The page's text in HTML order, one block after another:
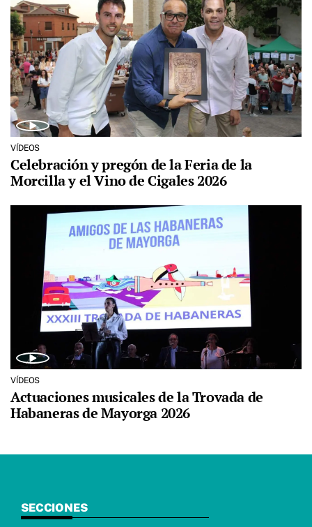
VÍDEOS
Celebración y pregón de la Feria de la
Morcilla y el Vino de Cigales 2026
VÍDEOS
Actuaciones musicales de la Trovada de
Habaneras de Mayorga 2026
SECCIONES